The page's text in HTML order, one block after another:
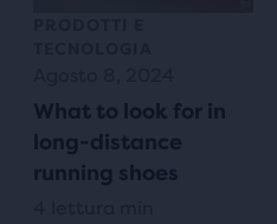
What to look for in
long-distance
running shoes